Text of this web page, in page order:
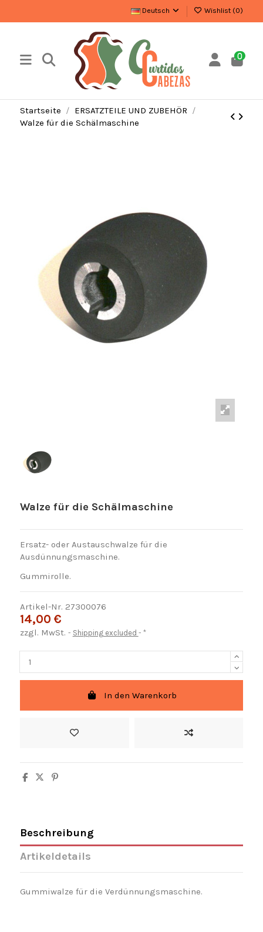
Deutsch Wishlist (0)
0
Startseite
ERSATZTEILE UND ZUBEHÖR
Walze für die Schälmaschine
Walze für die Schälmaschine
Ersatz- oder Austauschwalze für die
Ausdünnungsmaschine.
Gummirolle.
Artikel-Nr. 27300076
14,00 €
zzgl. MwSt. Shipping excluded *
In den Warenkorb
Beschreibung
Artikeldetails
Gummiwalze für die Verdünnungsmaschine.